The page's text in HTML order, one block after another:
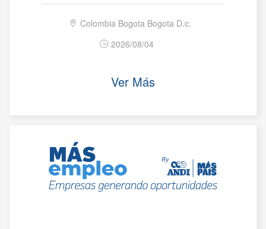
Colombia Bogota Bogota D.c.
2026/08/04
Ver Más